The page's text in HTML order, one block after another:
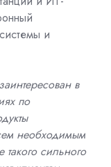
и
в
по
необходимым
сильного